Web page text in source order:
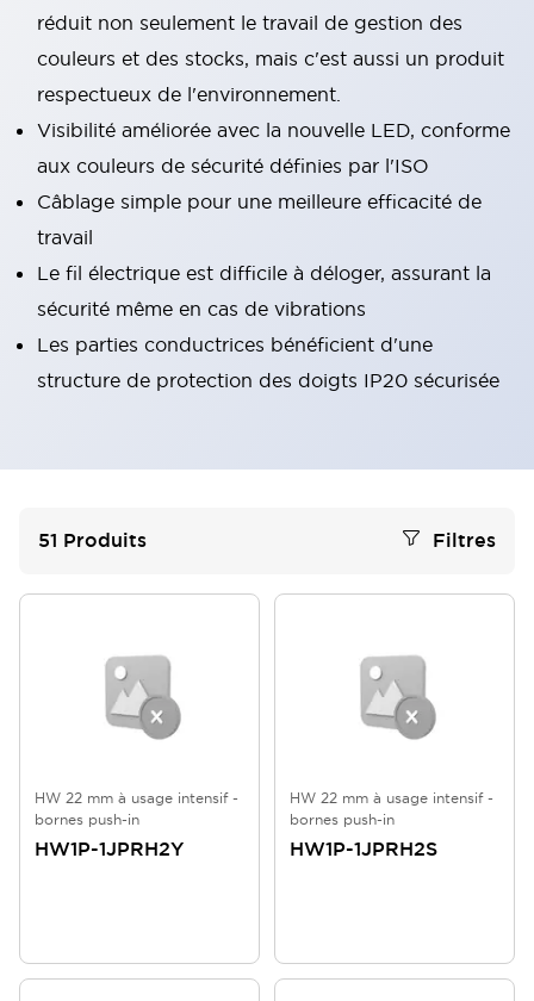
réduit non seulement le travail de gestion des
couleurs et des stocks, mais c'est aussi un produit
respectueux de l'environnement.
Visibilité améliorée avec la nouvelle LED, conforme
aux couleurs de sécurité définies par l'ISO
Câblage simple pour une meilleure efficacité de
travail
Le fil électrique est difficile à déloger, assurant la
sécurité même en cas de vibrations
Les parties conductrices bénéficient d'une
structure de protection des doigts IP20 sécurisée
51 Produits Filtres
HW 22 mm à usage intensif -
bornes push-in
HW1P-1JPRH2Y
HW 22 mm à usage intensif -
bornes push-in
HW1P-1JPRH2S